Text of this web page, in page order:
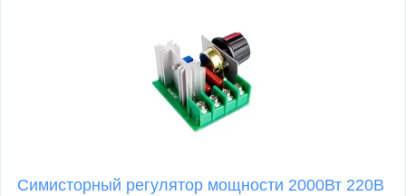
Симисторный регулятор мощности 2000Вт 220В